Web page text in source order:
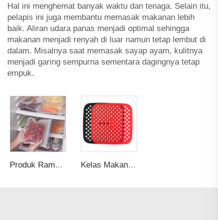
Hal ini menghemat banyak waktu dan tenaga. Selain itu,
pelapis ini juga membantu memasak makanan lebih
baik. Aliran udara panas menjadi optimal sehingga
makanan menjadi renyah di luar namun tetap lembut di
dalam. Misalnya saat memasak sayap ayam, kulitnya
menjadi garing sempurna sementara dagingnya tetap
empuk.
Produk Ramah Lingkungan Terlaris 2026 Wadah Ritsleting Anti Bocor Pembungkus Makanan Segar Kantong Penyimpanan Makanan Reusable Ziplock Silikon PEVA Kelas Makanan Non-stick Bebas BPA Tebal Reusable Oven Panggang Pizza Goreng Ayam Pastry Panggang Air Fryer Alas Silikon Liner